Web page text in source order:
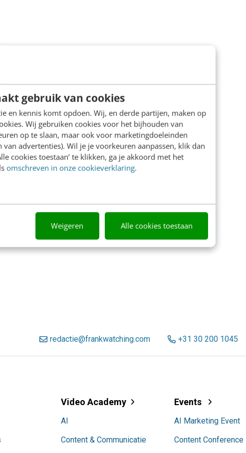
gebruik van cookies
en kennis komt opdoen. Wij, en derde partijen, maken op
Wij gebruiken cookies voor het bijhouden van
op te slaan, maar ook voor marketingdoeleinden
advertenties). Wil je je voorkeuren aanpassen, klik dan
cookies toestaan’ te klikken, ga je akkoord met het
omschreven in onze cookieverklaring.
Weigeren Alle cookies toestaan
redactie@frankwatching.com +31 30 200 1045
Video Academy
AI
Content & Communicatie
Events
AI Marketing Event
Content Conference